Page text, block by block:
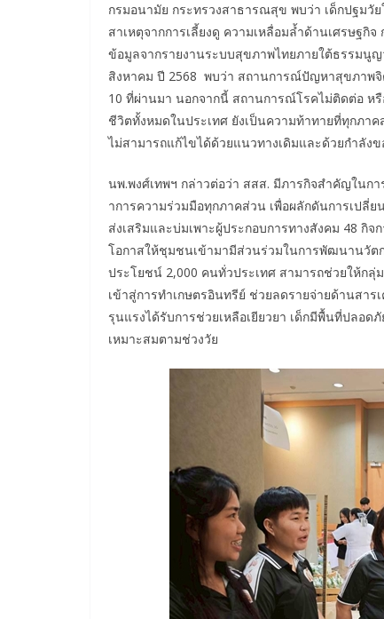
กรมอนามัย กระทรวงสาธารณสุข พบว่า เด็กปฐมวั
สาเหตุจากการเลี้ยงดู ความเหลื่อมล้ำด้านเศรษฐ
ข้อมูลจากรายงานระบบสุขภาพไทยภายใต้ธรรมนู
สิงหาคม ปี 2568 พบว่า สถานการณ์ปัญหาสุขภาพจิ
10 ที่ผ่านมา นอกจากนี้ สถานการณ์โรคไม่ติดต่อ ห
ชีวิตทั้งหมดในประเทศ ยังเป็นความท้าทายที่ทุกภา
ไม่สามารถแก้ไขได้ด้วยแนวทางเดิมและด้วยกำลังข
นพ.พงศ์เทพฯ กล่าวต่อว่า สสส. มีภารกิจสำคัญในก
าการความร่วมมือทุกภาคส่วน เพื่อผลักดันการเปลี่
ส่งเสริมและบ่มเพาะผู้ประกอบการทางสังคม 48 กิ
โอกาสให้ชุมชนเข้ามามีส่วนร่วมในการพัฒนานวัต
ประโยชน์ 2,000 คนทั่วประเทศ สามารถช่วยให้ก
เข้าสู่การทำเกษตรอินทรีย์ ช่วยลดรายจ่ายด้านสา
รุนแรงได้รับการช่วยเหลือเยียวยา เด็กมีพื้นที่ปลอ
เหมาะสมตามช่วงวัย